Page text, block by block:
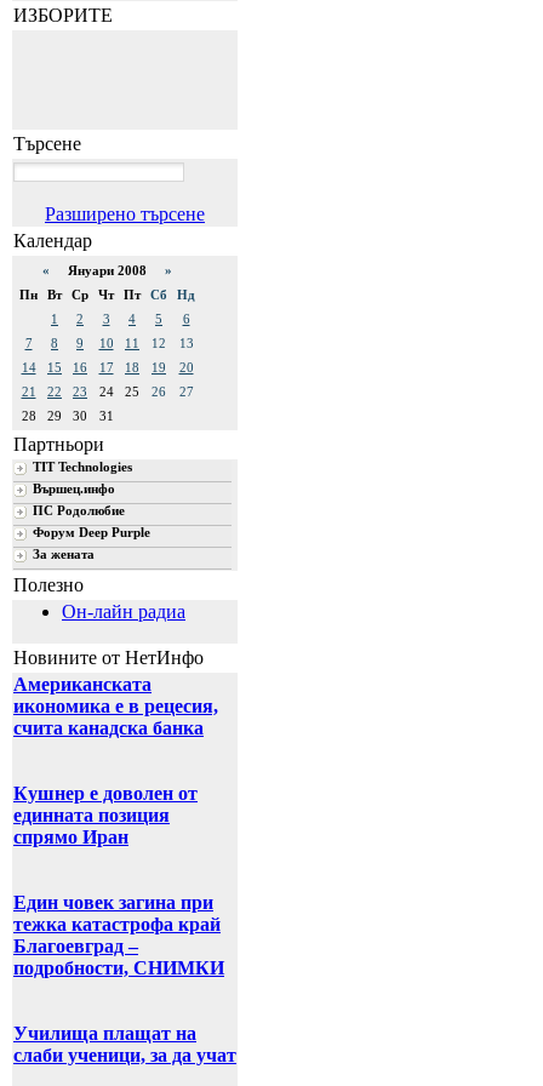
ИЗБОРИТЕ
Търсене
Разширено търсене
Календар
« Януари 2008 »
Пн
Вт Ср Чт Пт Сб
Нд
1
2 3 4 5
6
7
8 9 10 11 12
13
14
15 16 17 18 19
20
21
22 23 24 25 26
27
28
29 30 31
Партньори
TIT Technologies
Вършец.инфо
ПС Родолюбие
Форум Deep Purple
За жената
Полезно
Он-лайн радиа
Новините от НетИнфо
Американската
икономика е в рецесия,
счита канадска банка
Кушнер е доволен от
единната позиция
спрямо Иран
Един човек загина при
тежка катастрофа край
Благоевград –
подробности, СНИМКИ
Училища плащат на
слаби ученици, за да учат